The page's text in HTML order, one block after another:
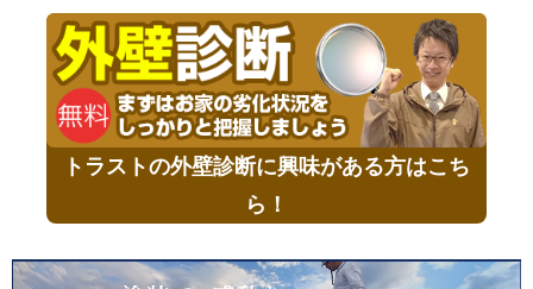
トラストの外壁診断に興味がある方はこち
ら！